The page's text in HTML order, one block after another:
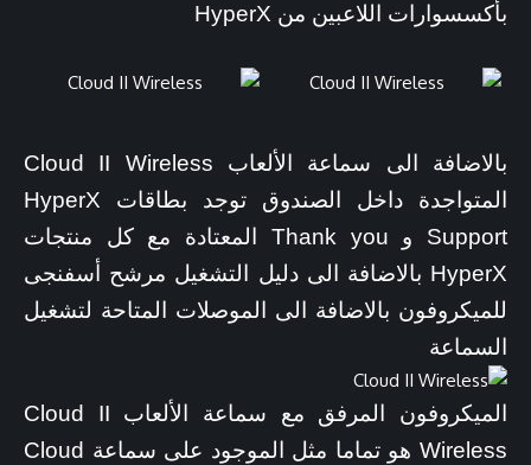
بأكسسوارات اللاعبين من HyperX
بالاضافة الى سماعة الألعاب Cloud II Wireless
المتواجدة داخل الصندوق توجد بطاقات HyperX
Support و Thank you المعتادة مع كل منتجات
HyperX بالاضافة الى دليل التشغيل مرشح أسفنجى
للميكروفون بالاضافة الى الموصلات المتاحة لتشغيل
السماعة
الميكروفون المرفق مع سماعة الألعاب Cloud II
Wireless هو تماما مثل الموجود على سماعة Cloud